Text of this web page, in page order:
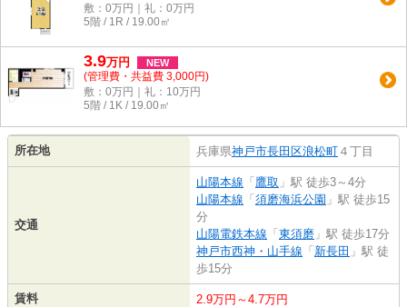
敷：0万円｜礼：0万円
5階 / 1R / 19.00㎡
3.9万円 NEW
(管理費・共益費 3,000円)
敷：0万円｜礼：10万円
5階 / 1K / 19.00㎡
所在地 兵庫県神戸市長田区浪松町 ４丁目
交通
山陽本線 「鷹取 」駅 徒歩3～4分
山陽本線 「須磨海浜公園 」駅 徒歩15
分
山陽電鉄本線 「東須磨 」駅 徒歩17分
神戸市西神・山手線 「新長田 」駅 徒
歩15分
賃料 2.9万円～4.7万円